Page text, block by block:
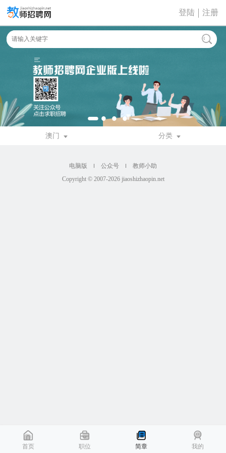
登陆 注册
澳门 分类
电脑版 公众号
教师小助
Copyright © 2007-2026 jiaoshizhaopin.net
首页 职位 简章 我的